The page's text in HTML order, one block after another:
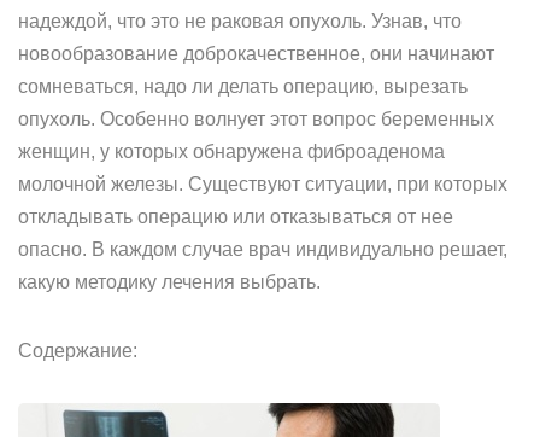
надеждой, что это не раковая опухоль. Узнав, что
новообразование доброкачественное, они начинают
сомневаться, надо ли делать операцию, вырезать
опухоль. Особенно волнует этот вопрос беременных
женщин, у которых обнаружена фиброаденома
молочной железы. Существуют ситуации, при которых
откладывать операцию или отказываться от нее
опасно. В каждом случае врач индивидуально решает,
какую методику лечения выбрать.
Содержание: